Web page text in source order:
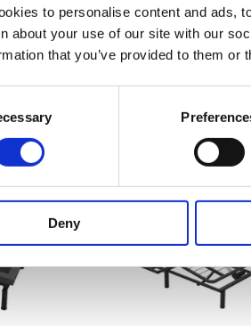
to personalise content and ads,
about your use of our site with our
that you’ve provided to them
Deny